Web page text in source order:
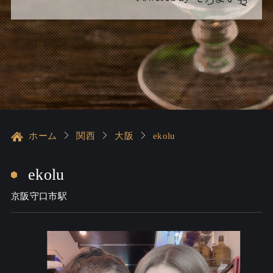
ホーム 関西 大阪 ekolu
ekolu
京阪守口市駅